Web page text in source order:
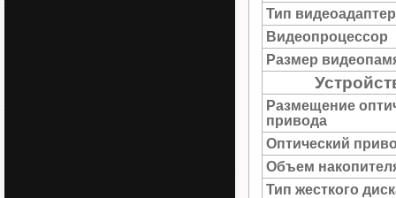
Тип
Видеопроцессор
Размер
Размещение
привода
Оптический
Объем
Тип жесткого